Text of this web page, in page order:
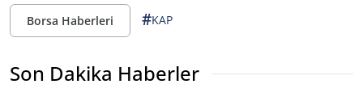
Borsa Haberleri #KAP
Son Dakika Haberler